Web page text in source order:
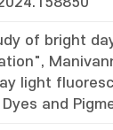
of bright
light
and